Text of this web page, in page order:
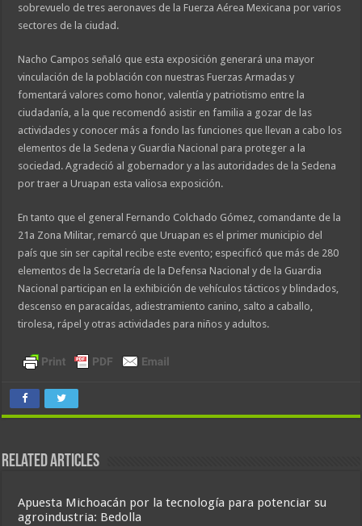
sobrevuelo de tres aeronaves de la Fuerza Aérea Mexicana por varios
sectores de la ciudad.
Nacho Campos señaló que esta exposición generará una mayor
vinculación de la población con nuestras Fuerzas Armadas y
fomentará valores como honor, valentía y patriotismo entre la
ciudadanía, a la que recomendó asistir en familia a gozar de las
actividades y conocer más a fondo las funciones que llevan a cabo los
elementos de la Sedena y Guardia Nacional para proteger a la
sociedad. Agradeció al gobernador y a las autoridades de la Sedena
por traer a Uruapan esta valiosa exposición.
En tanto que el general Fernando Colchado Gómez, comandante de la
21a Zona Militar, remarcó que Uruapan es el primer municipio del
país que sin ser capital recibe este evento; especificó que más de 280
elementos de la Secretaría de la Defensa Nacional y de la Guardia
Nacional participan en la exhibición de vehículos tácticos y blindados,
descenso en paracaídas, adiestramiento canino, salto a caballo,
tirolesa, rápel y otras actividades para niños y adultos.
Related Articles
Apuesta Michoacán por la tecnología para potenciar su
agroindustria: Bedolla